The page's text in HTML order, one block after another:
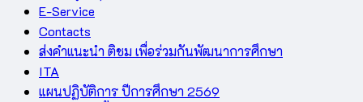
E-Service
Contacts
ส่งคำแนะนำ ติชม เพื่อร่วมกันพัฒนาการศึกษา
ITA
แผนปฏิบัติการ ปีการศึกษา 2569